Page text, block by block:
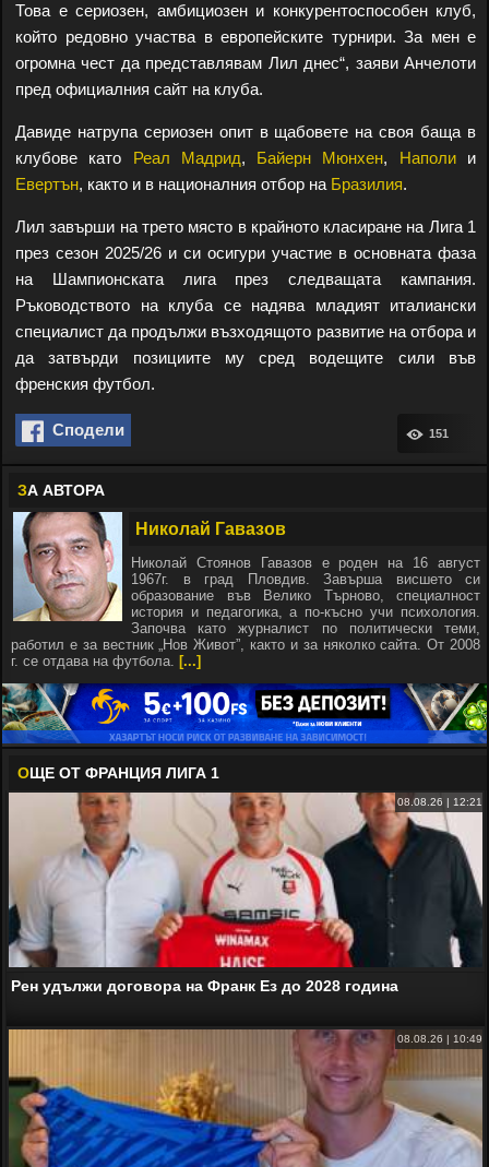
Това е сериозен, амбициозен и конкурентоспособен клуб,
който редовно участва в европейските турнири. За мен е
огромна чест да представлявам Лил днес“, заяви Анчелоти
пред официалния сайт на клуба.
Давиде натрупа сериозен опит в щабовете на своя баща в
клубове като Реал Мадрид, Байерн Мюнхен, Наполии
Евертън, както и в националния отбор на Бразилия.
Лил завърши на трето място в крайното класиране на Лига 1
през сезон 2025/26 и си осигури участие в основната фаза
на Шампионската лига през следващата кампания.
Ръководството на клуба се надява младият италиански
специалист да продължи възходящото развитие на отбора и
да затвърди позициите му сред водещите сили във
френския футбол.
Сподели 151
ЗА АВТОРА
Николай Гавазов
Николай Стоянов Гавазов е роден на 16 август
1967г. в град Пловдив. Завърша висшето си
образование във Велико Търново, специалност
история и педагогика, а по-късно учи психология.
Започва като журналист по политически теми,
работил е за вестник „Нов Живот”, както и за няколко сайта. От 2008
г. се отдава на футбола. [...]
ОЩЕ ОТ ФРАНЦИЯ ЛИГА 1
08.08.26 | 12:21
Рен удължи договора на Франк Ез до 2028 година
08.08.26 | 10:49